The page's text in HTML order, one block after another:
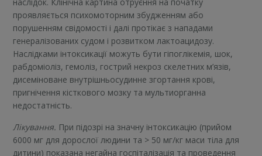
наслідок. Клінічна картина отруєння на початку
проявляється психомоторним збудженням або
порушенням свідомості і далі протікає з нападами
генералізованих судом і розвитком лактоацидозу.
Наслідками інтоксикації можуть бути гіпоглікемія, шок,
рабдоміоліз, гемоліз, гострий некроз скелетних м’язів,
дисеміноване внутрішньосудинне згортання крові,
пригнічення кісткового мозку та мультиорганна
недостатність.
Лікування. При підозрі на значну інтоксикацію (прийом
6000 мг для дорослої людини та > 50 мг/кг маси тіла для
дитини) показана негайна госпіталізація та проведення